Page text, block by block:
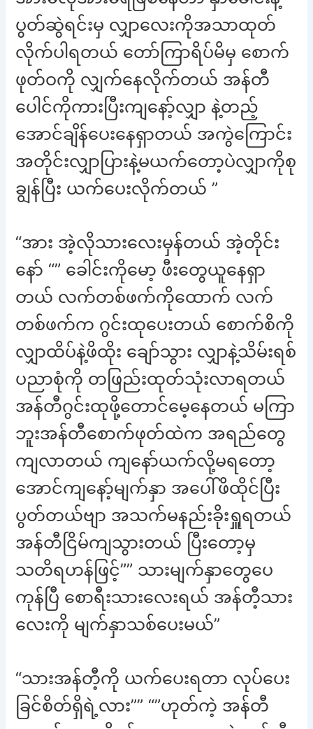
ပွတ်ဆွဲရင်းမှ လျှာလေးကိုအသာထုတ်
လိုက်ပါရတယ် တော်ကြာရိပ်မိမှ စောက်
ဖုတ်ဝကို လျှက်နေလိုက်တယ် အန်တီ
ပေါင်ကိုကားပြီးကျနော့်လျှာ နဲ့တည့်
အောင်ချိန်ပေးနေရှာတယ် အကွဲကြောင်း
အတိုင်းလျှာပြားနဲ့မယက်တော့ပဲလျှာကိုစု
ချွန်ပြီး ယက်ပေးလိုက်တယ် ”
“အား အဲ့လိုသားလေးမှန်တယ် အဲ့တိုင်း
နော် “” ခေါင်းကိုမော့ ဖီးတွေယူနေရှာ
တယ် လက်တစ်ဖက်ကိုထောက် လက်
တစ်ဖက်က ဂွင်းထုပေးတယ် စောက်စိကို
လျှာထိပ်နဲ့ဖိထိုး ချော်သွား လျှာနဲ့သိမ်းရစ်
ပညာစုံကို တဖြည်းထုတ်သုံးလာရတယ်
အန်တီဂွင်းထုဖို့တောင်မေ့နေတယ် မကြာ
ဘူးအန်တီစောက်ဖုတ်ထဲက အရည်တွေ
ကျလာတယ် ကျနော်ယက်လို့မရတော့
အောင်ကျနော့်မျက်နှာ အပေါ်ဖိထိုင်ပြီး
ပွတ်တယ်ဗျာ အသက်မနည်းခိုးရှူရတယ်
အန်တီငြိမ်ကျသွားတယ် ပြီးတော့မှ
သတိရဟန်ဖြင့်”” သားမျက်နှာတွေပေ
ကုန်ပြီ စောရီးသားလေးရယ် အန်တီ့သား
လေးကို မျက်နှာသစ်ပေးမယ်”
“သားအန်တီ့ကို ယက်ပေးရတာ လုပ်ပေး
ခြင်စိတ်ရှိရဲ့လား”” “”ဟုတ်ကဲ့ အန်တီ